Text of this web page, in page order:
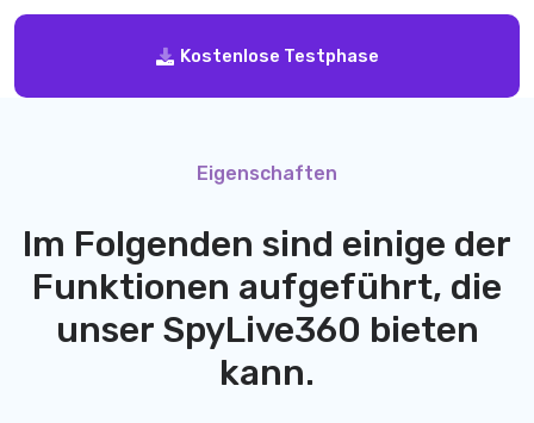
Kostenlose Testphase
Eigenschaften
Im Folgenden sind einige der
Funktionen aufgeführt, die
unser SpyLive360 bieten
kann.